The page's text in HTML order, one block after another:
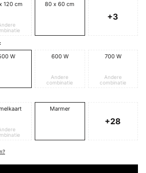
120 cm 80 x 60 cm
+3
W 600 W
Andere
combinatie
700 W
Andere
combinatie
Marmer
+28